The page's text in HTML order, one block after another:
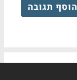
הוסף תגובה